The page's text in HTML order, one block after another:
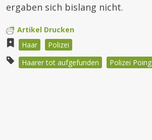
ergaben sich bislang nicht.
Artikel Drucken
Haar
Polizei
Haarer tot aufgefunden
Polizei Poing